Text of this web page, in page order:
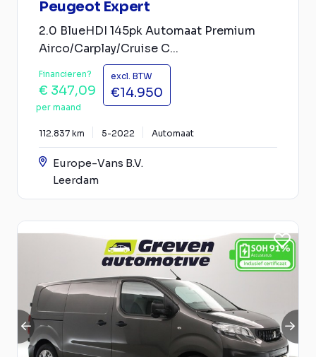
Peugeot Expert
2.0 BlueHDI 145pk Automaat Premium
Airco/Carplay/Cruise C...
Financieren?
€ 347,09
per maand
excl. BTW
€14.950
112.837 km 5-2022 Automaat
Europe-Vans B.V.
Leerdam